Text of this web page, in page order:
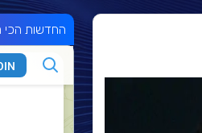
החדשות הכי